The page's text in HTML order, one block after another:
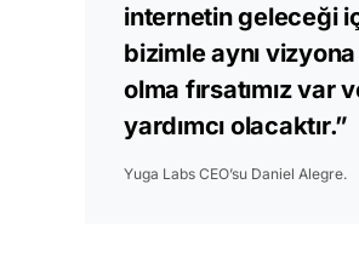
internetin geleceği
bizimle aynı
olma fırsatımız var
yardımcı olacaktır.”
Yuga Labs CEO’su Daniel Alegre.